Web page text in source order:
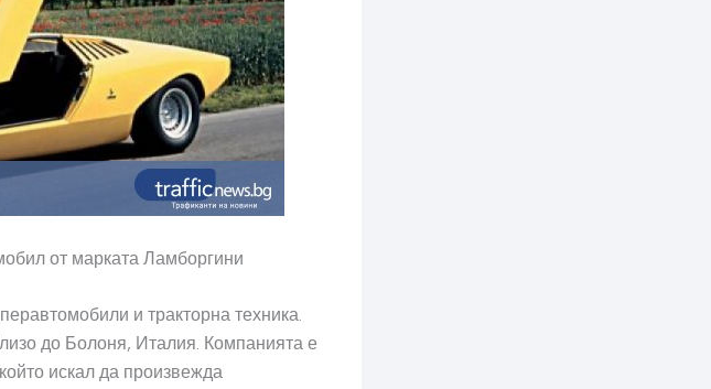
от марката Ламборгини
и тракторна техника.
до Болоня, Италия. Компанията е
искал да произвежда